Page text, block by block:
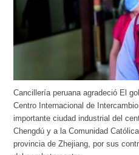
Cancillería peruana agradeció El
Centro Internacional de
importante ciudad industrial del
Chengdú y a la Comunidad
provincia de Zhejiang, por sus